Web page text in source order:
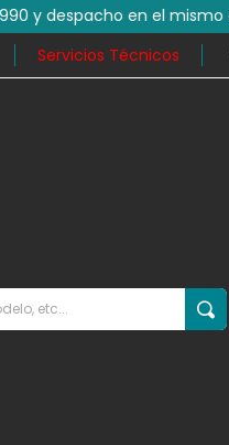
en el mismo día en miles
Servicios Técnicos